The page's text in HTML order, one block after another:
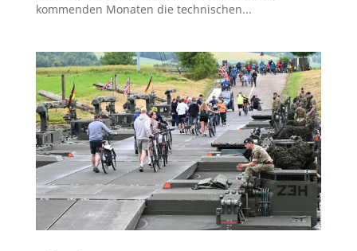
kommenden Monaten die technischen...